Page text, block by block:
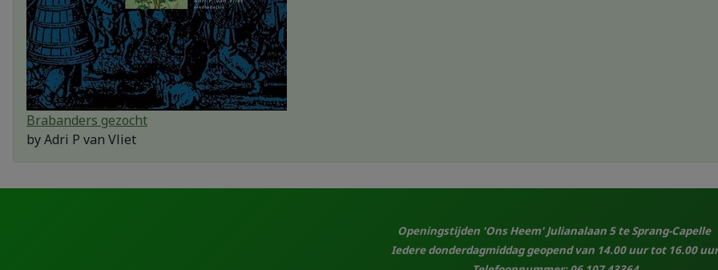
Brabanders gezocht
byAdri P van Vliet
Openingstijden 'Ons Heem' Julianalaan 5 te Sprang-Capelle
Iedere donderdagmiddag geopend van 14.00 uur tot 16.00